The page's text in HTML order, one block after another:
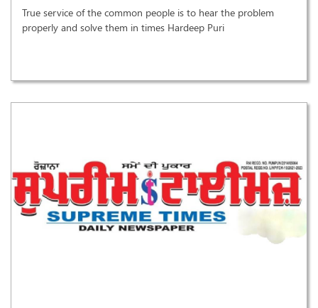
True service of the common people is to hear the problem
properly and solve them in times Hardeep Puri